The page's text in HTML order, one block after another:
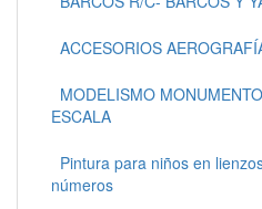
ACCESORIOS
MODELISMO
ESCALA
Pintura para niños en
números